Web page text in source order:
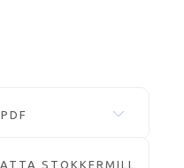
STOKKERMILL